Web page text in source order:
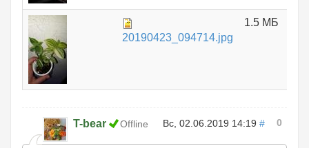
20190423_094714.jpg
1.5 МБ
T-bear Offline Вс, 02.06.2019 14:19 # 0